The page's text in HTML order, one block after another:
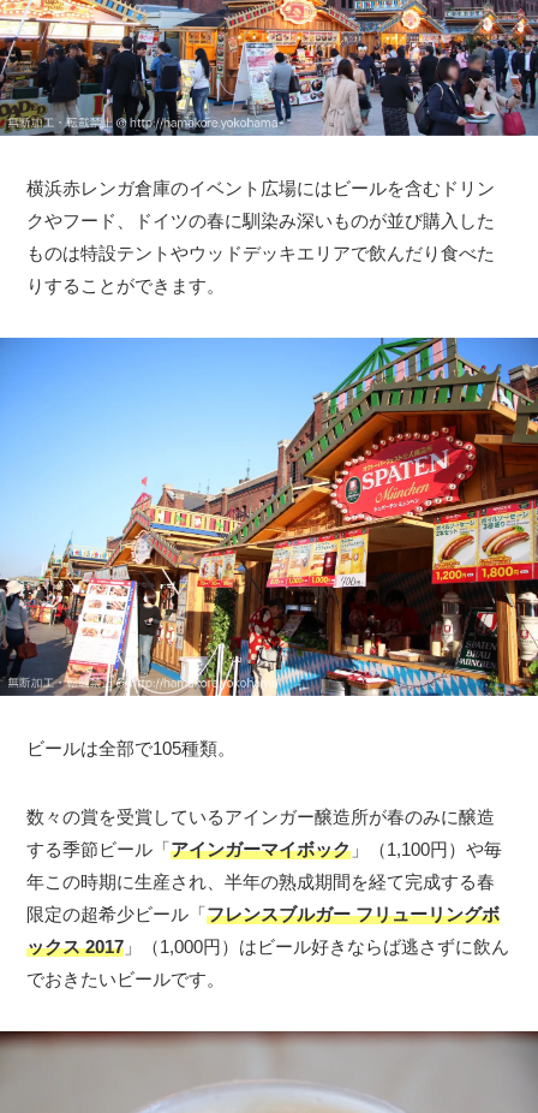
横浜赤レンガ倉庫のイベント広場にはビールを含むドリン
クやフード、ドイツの春に馴染み深いものが並び購入した
ものは特設テントやウッドデッキエリアで飲んだり食べた
りすることができます。
ビールは全部で105種類。
数々の賞を受賞しているアインガー醸造所が春のみに醸造
する季節ビール「アインガーマイボック 」（1,100円）や毎
年この時期に生産され、半年の熟成期間を経て完成する春
限定の超希少ビール「フレンスブルガー フリューリングボ
ックス 2017 」（1,000円）はビール好きならば逃さずに飲ん
でおきたいビールです。